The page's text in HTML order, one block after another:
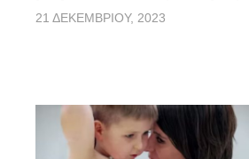
21 ΔΕΚΕΜΒΡΊΟΥ, 2023